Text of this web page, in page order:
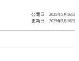
公開日： 2025年5月16日
更新日： 2025年5月16日